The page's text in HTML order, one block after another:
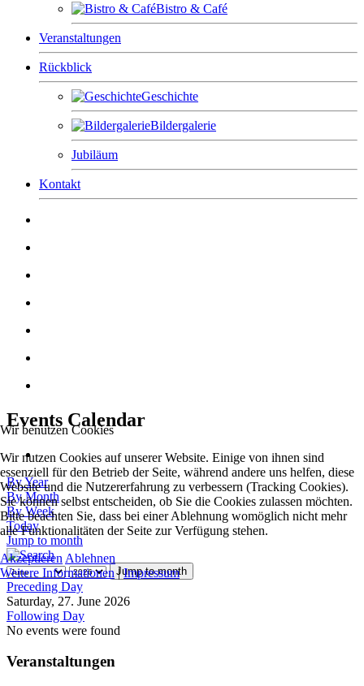
Bistro & Café
Veranstaltungen
Rückblick
Geschichte
Bildergalerie
Jubiläum
Kontakt
Events Calendar
By Year
By Month
By Week
Today
Jump to month
Jump to month
Preceding Day
Saturday, 27. June 2026
Following Day
No events were found
Veranstaltungen
Wir benutzen Cookies
Wir nutzen Cookies auf unserer Website. Einige von ihnen sind
essenziell für den Betrieb der Seite, während andere uns helfen, diese
Website und die Nutzererfahrung zu verbessern (Tracking Cookies).
Sie können selbst entscheiden, ob Sie die Cookies zulassen möchten.
Bitte beachten Sie, dass bei einer Ablehnung womöglich nicht mehr
alle Funktionalitäten der Seite zur Verfügung stehen.
Akzeptieren Ablehnen
Weitere Informationen|Impressum